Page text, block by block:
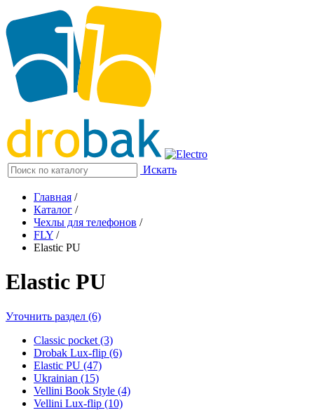
Искать
Главная /
Каталог /
Чехлы для телефонов /
FLY /
Elastic PU
Elastic PU
Уточнить раздел (6)
Classic pocket (3)
Drobak Lux-flip (6)
Elastic PU (47)
Ukrainian (15)
Vellini Book Style (4)
Vellini Lux-flip (10)